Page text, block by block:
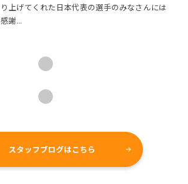
スタッフブログはこちら
り上げてくれた日本代表の選手のみなさんには
感謝...